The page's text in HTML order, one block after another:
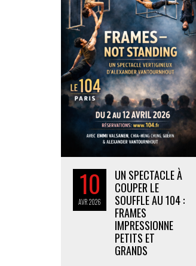
10
AVR2026
UN SPECTACLE À
COUPER LE
SOUFFLE AU 104 :
FRAMES
IMPRESSIONNE
PETITS ET
GRANDS